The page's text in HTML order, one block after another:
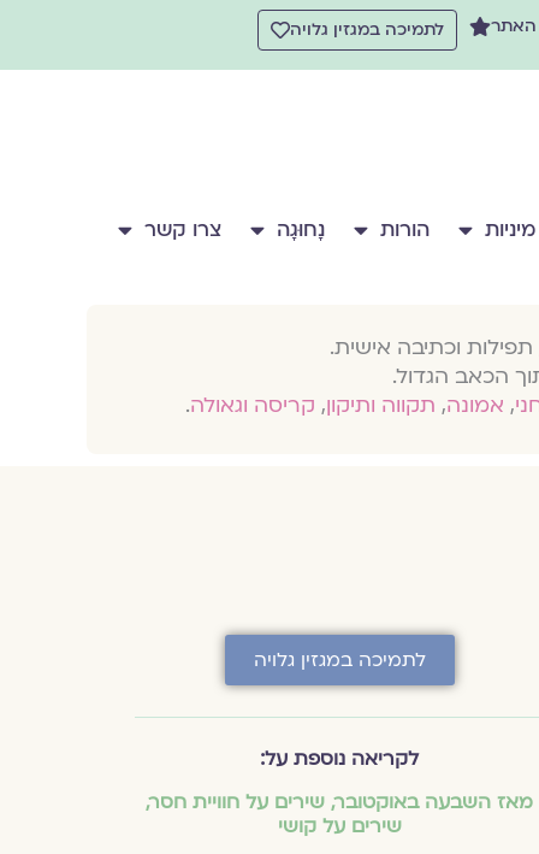
האתר לתמיכה במגזין גלויה
מיניות הורות נָחוּגָה צרו קשר
וכתיבה אישית.
הכאב הגדול.
, אמונה, תקווה ותיקון, קריסה וגאולה.
לתמיכה במגזין גלויה
לקריאה נוספת על:
מאז השבעה באוקטובר, שירים על חוויית חסר,
שירים על קושי